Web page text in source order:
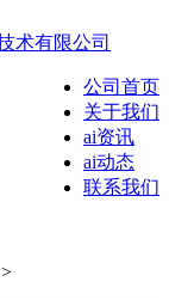
公司首页
关于我们
ai资讯
ai动态
联系我们
>